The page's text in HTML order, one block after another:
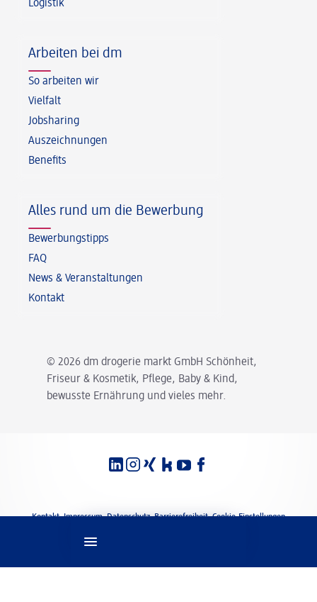
© 2026 dm drogerie markt GmbH Schönheit,
Friseur & Kosmetik, Pflege, Baby & Kind,
bewusste Ernährung und vieles mehr.
Logistik
Arbeiten bei dm
So arbeiten wir
Vielfalt
Jobsharing
Auszeichnungen
Benefits
Alles rund um die Bewerbung
Bewerbungstipps
FAQ
News & Veranstaltungen
Kontakt
Rechtliches
Kontakt Impressum Datenschutz Barrierefreiheit Cookie-Einstellungen